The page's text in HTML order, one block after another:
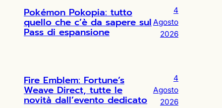
Pokémon Pokopia: tutto
quello che c’è da sapere sul
Pass di espansione
4
Agosto
2026
Fire Emblem: Fortune’s
Weave Direct, tutte le
novità dall’evento dedicato
4
Agosto
2026